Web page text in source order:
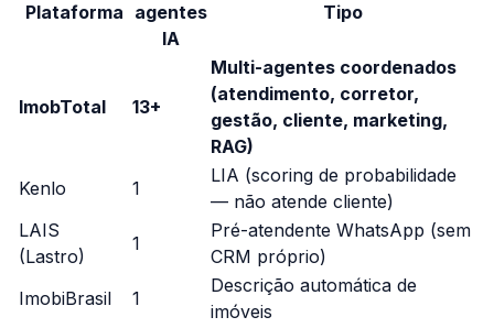
Plataforma agentes
IA
Tipo
ImobTotal 13+
Multi-agentes coordenados
(atendimento, corretor,
gestão, cliente, marketing,
RAG)
Kenlo
1
LIA (scoring de probabilidade
— não atende cliente)
LAIS
(Lastro)
1
Pré-atendente WhatsApp (sem
CRM próprio)
ImobiBrasil
1
Descrição automática de
imóveis